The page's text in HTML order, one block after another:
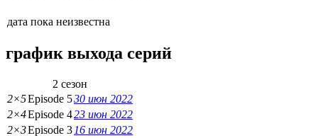
дата пока неизвестна
график выхода серий
2 сезон
2×5Episode 530 июн 2022
2×4Episode 423 июн 2022
2×3Episode 3 16 июн 2022